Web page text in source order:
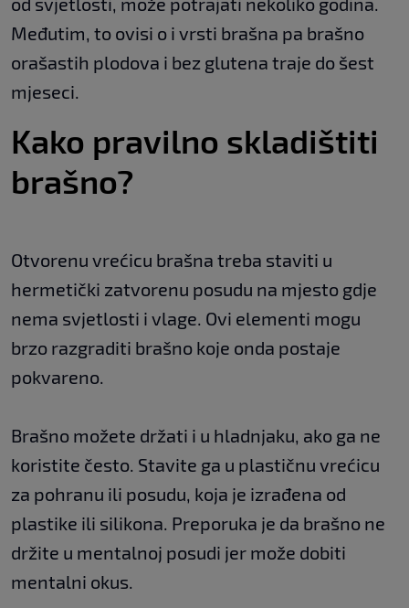
Međutim, to ovisi o i vrsti brašna pa brašno
orašastih plodova i bez glutena traje do šest
mjeseci.
Kako pravilno skladištiti
brašno?
Otvorenu vrećicu brašna treba staviti u
hermetički zatvorenu posudu na mjesto gdje
nema svjetlosti i vlage. Ovi elementi mogu
brzo razgraditi brašno koje onda postaje
pokvareno.
Brašno možete držati i u hladnjaku, ako ga ne
koristite često. Stavite ga u plastičnu vrećicu
za pohranu ili posudu, koja je izrađena od
plastike ili silikona. Preporuka je da brašno ne
držite u mentalnoj posudi jer može dobiti
mentalni okus.